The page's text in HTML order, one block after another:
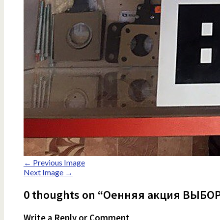
← Previous Image
Next Image →
0 thoughts on “Оенняя акция
Write a Reply or Comment